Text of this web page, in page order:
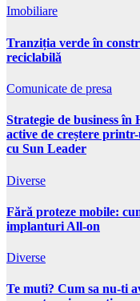
Imobiliare
Tranziția verde în
reciclabilă
Comunicate de presa
Strategie de business
active de creștere
cu Sun Leader
Diverse
Fără proteze mobile:
implanturi All-on
Diverse
Te muti? Cum sa nu-ti